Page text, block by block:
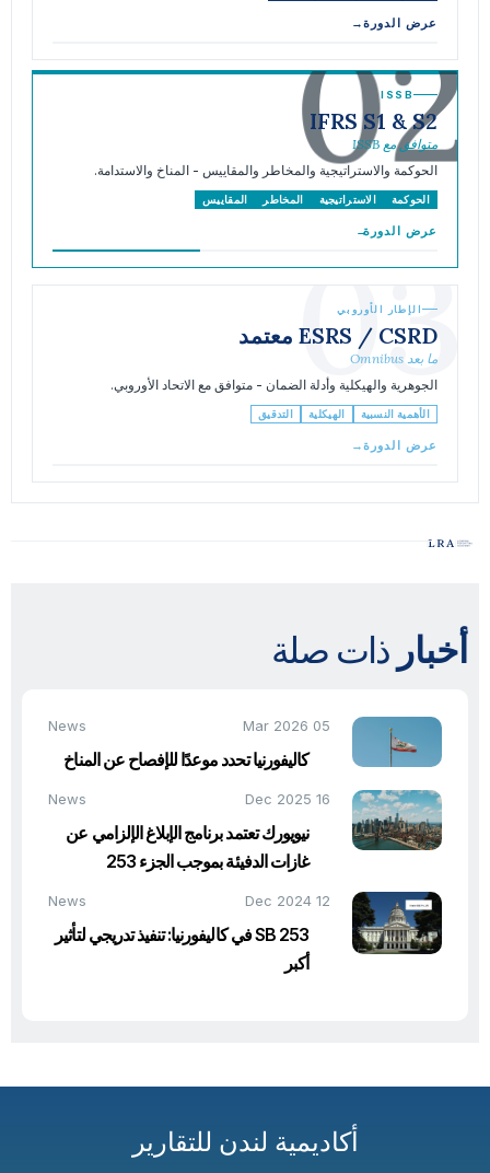
عرض الدورة→
02
ISSB
IFRS S1 & S2
متوافق مع ISSB
الحوكمة والاستراتيجية والمخاطر والمقاييس - المناخ والاستدامة.
الحوكمة الاستراتيجية المخاطر المقاييس
عرض الدورة→
03
الإطار الأوروبي
ESRS / CSRD معتمد
ما بعد Omnibus
الجوهرية والهيكلية وأدلة الضمان - متوافق مع الاتحاد الأوروبي.
الأهمية النسبية الهيكلية التدقيق
عرض الدورة→
أخبار ذات صلة
05 Mar 2026
News
كاليفورنيا تحدد موعدًا للإفصاح عن المناخ
16 Dec 2025
News
نيويورك تعتمد برنامج الإبلاغ الإلزامي عن
غازات الدفيئة بموجب الجزء 253
12 Dec 2024
News
SB 253 في كاليفورنيا: تنفيذ تدريجي لتأثير
أكبر
أكاديمية لندن للتقارير